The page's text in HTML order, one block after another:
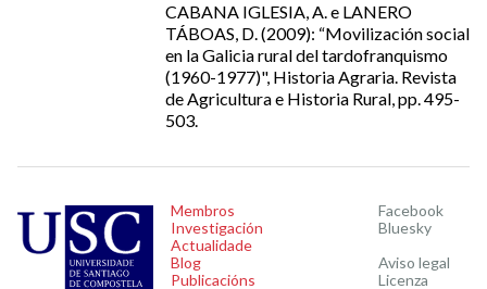
CABANA IGLESIA, A. e LANERO
TÁBOAS, D. (2009): “Movilización social
en la Galicia rural del tardofranquismo
(1960-1977)", Historia Agraria. Revista
de Agricultura e Historia Rural, pp. 495-
503.
Membros
Investigación
Actualidade
Blog
Publicacións
Facebook
Bluesky
Aviso legal
Licenza